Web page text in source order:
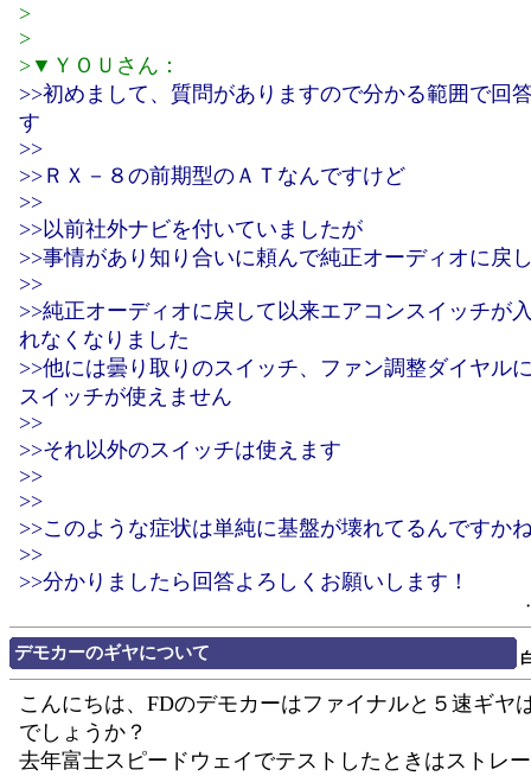
>
>
>▼ＹＯＵさん：
>>初めまして、質問がありますので分かる範囲で回
す
>>
>>ＲＸ－８の前期型のＡＴなんですけど
>>
>>以前社外ナビを付いていましたが
>>事情があり知り合いに頼んで純正オーディオに戻
>>
>>純正オーディオに戻して以来エアコンスイッチが
れなくなりました
>>他には曇り取りのスイッチ、ファン調整ダイヤル
スイッチが使えません
>>
>>それ以外のスイッチは使えます
>>
>>
>>このような症状は単純に基盤が壊れてるんですか
>>
>>分かりましたら回答よろしくお願いします！
デモカーのギヤについて
こんにちは、FDのデモカーはファイナルと５速ギヤ
でしょうか？
去年富士スピードウェイでテストしたときはストレ